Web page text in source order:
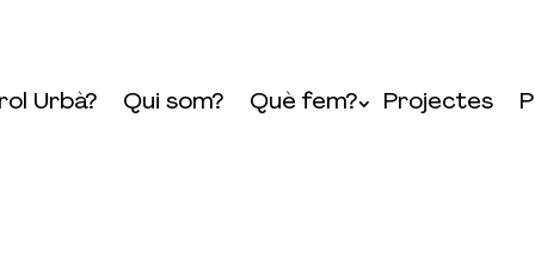
Urbà? Qui som? Què fem? Projectes